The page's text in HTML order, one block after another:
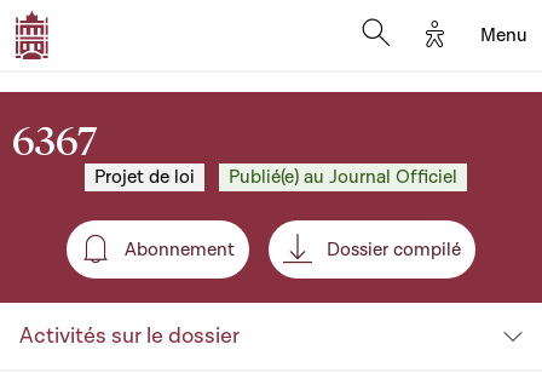
Options
Menu
6367
Projet de loi Publié(e) au Journal Officiel
Abonnement
Abonnement Dossier compilé
Activités sur le dossier